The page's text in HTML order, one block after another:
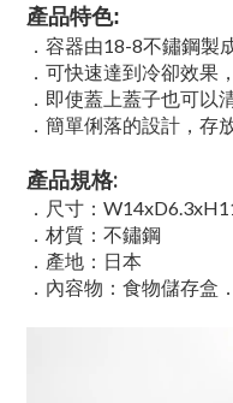
產品特色:
．容器由18-8不鏽鋼製
．可快速達到冷卻效果
．即使蓋上蓋子也可以
．簡單俐落的設計，存
產品規格:
．尺寸：
．材質：不鏽鋼
．產地：日本
．內容物：食物儲存盒